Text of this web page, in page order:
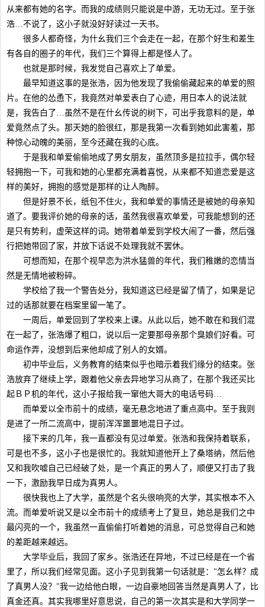
从来都有她的名字。而我的成绩则只能说是中游，无功无过。至于张
浩…不说了，这小子就没好好读过一天书。
很多人都奇怪，为什幺我们三个会走在一起，在那个好生和差生
有各自的圈子的年代，我们三个算得上都是怪人了。
也就是那时候，我发觉自己喜欢上了单爱。
最早知道这事的是张浩，因为他发现了我偷偷藏起来的单爱的照
片。在他的怂恿下，我竟然对单爱表白了心迹，用日本人的说法就
是，我告白了…虽然不是在什幺传说的树下，可出乎我意料的是，单
爱竟然点了头。那天她的脸很红，那是我第一次看到她如此害羞，那
种惊心动魄的美丽，至今还藏在我的心底。
于是我和单爱偷偷地成了男女朋友，虽然顶多是拉拉手，偶尔轻
轻拥抱一下，可我和她的心里都充满着喜悦，从来都不知道恋爱是这
样的美好，拥抱的感觉是那样的让人陶醉。
但是好景不长，纸包不住火，我和单爱的事情还是被她的母亲知
道了。要我评价她的母亲的话，虽然我很喜欢单爱，可我能想到的还
是只有势利，虚荣这样的词。她带着单爱到学校大闹了一番，然后强
行把她带回了家，并放下话说不处理我就不罢休。
可想而知，在那个视早恋为洪水猛兽的年代，我们稚嫩的恋情当
然是无情地被粉碎。
学校给了我一个警告处分，我知道这已经是留了情了，如果是记
过的话那就要在档案里留一笔了。
一周后，单爱回到了学校来上课。从此以后，她不敢在和我们混
在一起了，张浩爆了粗口，说以后一定要那母亲那个臭娘们好看。可
命运作弄，没想到后来他却成了别人的女婿。
初中毕业后，义务教育的结束似乎也暗示着我们缘分的结束。张
浩放弃了继续上学，跟着他父亲去异地学习从商了，在那个我还买比
起ＢＰ机的年代，这小子报给我一窜他大哥大的电话号码…
而单爱以全市前十的成绩，毫无悬念地进了重点高中。至于我则
是进了一所二流高中，提前浑浑噩噩地混日子过。
接下来的几年，我一直都没有见过单爱。张浩和我保持着联系，
可是也不多，这小子也是很忙的。我就知道他开上了桑塔纳，然后他
又和我吹嘘自己已经破了处，是一个真正的男人了，顺便又打击了我
一下，激励我早日成为真男人。
很快我也上了大学，虽然是个名头很响亮的大学，其实根本不入
流。而单爱听说又是以全市前十的成绩考上了复旦，她总是我们之中
最闪亮的一个，我虽然一直偷偷打听着她的消息，可总觉得自己和她
的差距越来越远。
大学毕业后，我回了家乡。张浩还在异地，不过已经是在一个省
里了，所以我们经常见面。这小子见到我第一句话就是："怎幺样？成
了真男人没？"我一边给他白眼，一边自豪地回答当然是真男人了，比
真金还真。其实我哪里好意思说，自己的第一次其实是和大学同学一